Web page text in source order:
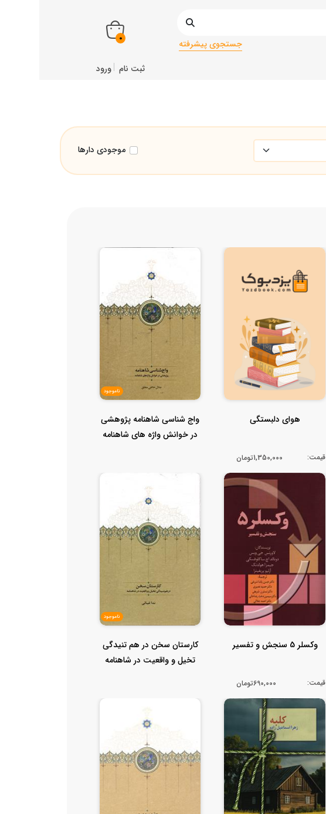
جستجوی پیشرفته 0
ثبت نام ورود
موجودی دارها
هوای دلبستگی
قیمت: 1,350,000تومان
ناموجود
واج شناسی شاهنامه پژوهشی
در خوانش واژه های شاهنامه
وکسلر 5 سنجش و تفسیر
قیمت: 690,000تومان
ناموجود
کارستان سخن در هم تنیدگی
تخیل و واقعیت در شاهنامه